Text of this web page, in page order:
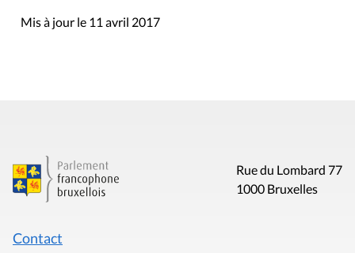
Mis à jour le 11 avril 2017
Rue du Lombard 77
1000 Bruxelles
Contact